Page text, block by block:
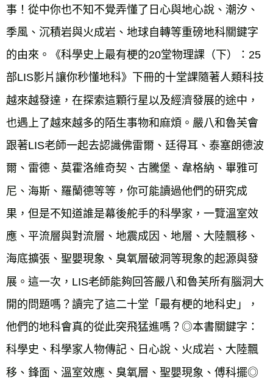
事！從中你也不知不覺弄懂了日心與地心說、潮汐、
季風、沉積岩與火成岩、地球自轉等重磅地科關鍵字
的由來。《科學史上最有梗的20堂物理課（下）：25
部LIS影片讓你秒懂地科》下冊的十堂課隨著人類科技
越來越發達，在探索這顆行星以及經濟發展的途中，
也遇上了越來越多的陌生事物和麻煩。嚴八和魯芙會
跟著LIS老師一起去認識佛雷爾、廷得耳、泰塞朗德波
爾、雷德、莫霍洛維奇契、古騰堡、韋格納、畢雅可
尼、海斯、羅蘭德等等，你可能讀過他們的研究成
果，但是不知道誰是幕後舵手的科學家，一覽溫室效
應、平流層與對流層、地震成因、地層、大陸飄移、
海底擴張、聖嬰現象、臭氧層破洞等現象的起源與發
展。這一次，LIS老師能夠回答嚴八和魯芙所有腦洞大
開的問題嗎？讀完了這二十堂「最有梗的地科史」，
他們的地科會真的從此突飛猛進嗎？◎本書關鍵字：
科學史、科學家人物傳記、日心說、火成岩、大陸飄
移、鋒面、溫室效應、臭氧層、聖嬰現象、傅科擺◎